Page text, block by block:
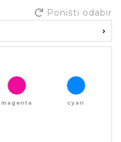
Poništi odabir
magenta cyan